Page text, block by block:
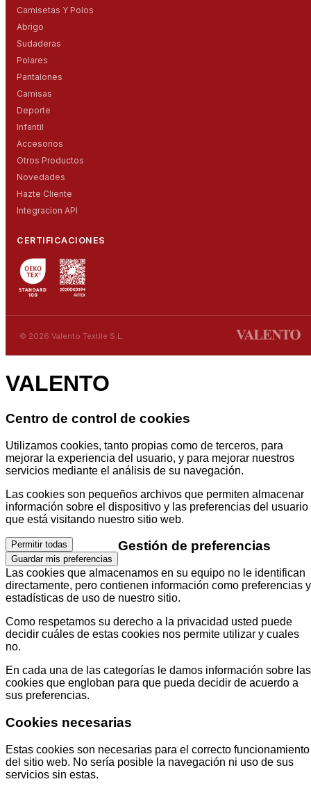
Camisetas Y Polos
Abrigo
Sudaderas
Polares
Pantalones
Camisas
Deporte
Infantil
Accesorios
Otros Productos
Novedades
Hazte Cliente
Integracion API
CERTIFICACIONES
© 2026 Valento Textile S.L.
VALENTO
Centro de control de cookies
Utilizamos cookies, tanto propias como de terceros, para
mejorar la experiencia del usuario, y para mejorar nuestros
servicios mediante el análisis de su navegación.
Las cookies son pequeños archivos que permiten almacenar
información sobre el dispositivo y las preferencias del usuario
que está visitando nuestro sitio web.
Permitir todas
Guardar mis preferencias
Gestión de preferencias
Las cookies que almacenamos en su equipo no le identifican
directamente, pero contienen información como preferencias y
estadísticas de uso de nuestro sitio.
Como respetamos su derecho a la privacidad usted puede
decidir cuáles de estas cookies nos permite utilizar y cuales
no.
En cada una de las categorías le damos información sobre las
cookies que engloban para que pueda decidir de acuerdo a
sus preferencias.
Cookies necesarias
Estas cookies son necesarias para el correcto funcionamiento
del sitio web. No sería posible la navegación ni uso de sus
servicios sin estas.